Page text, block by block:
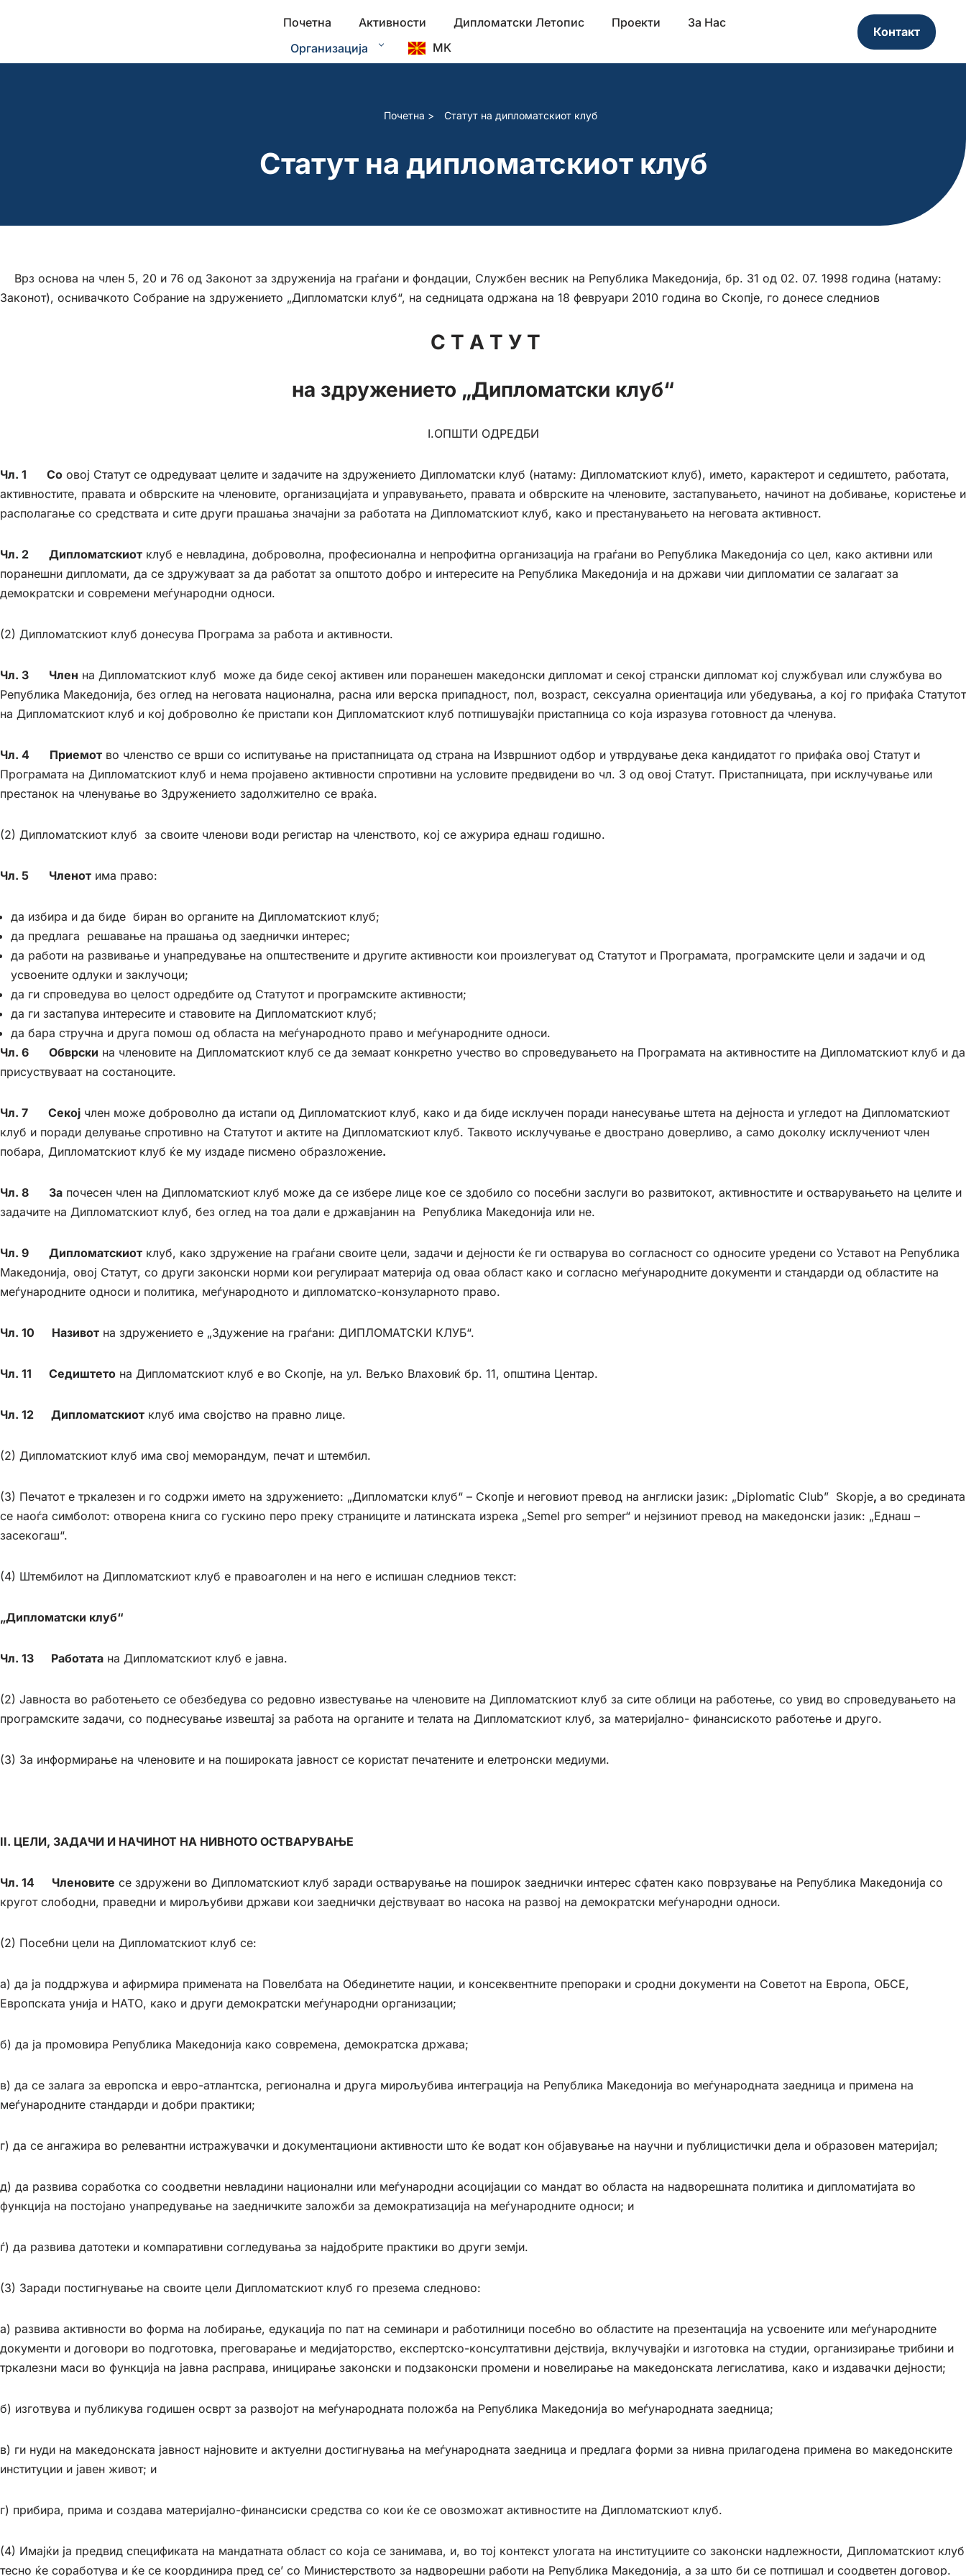
Почетна Активности Дипломатски Летопис Проекти
За Нас
Организација
MK
Контакт
Почетна > Статут на дипломатскиот клуб
Статут на дипломатскиот клуб
Врз основа на член 5, 20 и 76 од Законот за здруженија на граѓани и фондации, Службен весник на Република Македонија, бр. 31 од 02. 07. 1998 година (натаму:
Законот), оснивачкото Собрание на здружението „Дипломатски клуб“, на седницата одржана на 18 февруари 2010 година во Скопје, го донесе следниов
С Т А Т У Т
на здружението „Дипломатски клуб“
I.ОПШТИ ОДРЕДБИ
Чл. 1 Со овој Статут се одредуваат целите и задачите на здружението Дипломатски клуб (натаму: Дипломатскиот клуб), името, карактерот и седиштето, работата,
активностите, правата и обврските на членовите, организацијата и управувањето, правата и обврските на членовите, застапувањето, начинот на добивање, користење и
располагање со средствата и сите други прашања значајни за работата на Дипломатскиот клуб, како и престанувањето на неговата активност.
Чл. 2 Дипломатскиот клуб е невладина, доброволна, професионална и непрофитна организација на граѓани во Република Македонија со цел, како активни или
поранешни дипломати, да се здружуваат за да работат за општото добро и интересите на Република Македонија и на држави чии дипломатии се залагаат за
демократски и современи меѓународни односи.
(2) Дипломатскиот клуб донесува Програма за работа и активности.
Чл. 3 Член на Дипломатскиот клуб може да биде секој активен или поранешен македонски дипломат и секој странски дипломат кој службувал или службува во
Република Македонија, без оглед на неговата национална, расна или верска припадност, пол, возраст, сексуална ориентација или убедувања, а кој го прифаќа Статутот
на Дипломатскиот клуб и кој доброволно ќе пристапи кон Дипломатскиот клуб потпишувајќи пристапница со која изразува готовност да членува.
Чл. 4 Приемот во членство се врши со испитување на пристапницата од страна на Извршниот одбор и утврдување дека кандидатот го прифаќа овој Статут и
Програмата на Дипломатскиот клуб и нема пројавено активности спротивни на условите предвидени во чл. 3 од овој Статут. Пристапницата, при исклучување или
престанок на членување во Здружението задолжително се враќа.
(2) Дипломатскиот клуб за своите членови води регистар на членството, кој се ажурира еднаш годишно.
Чл. 5 Членот има право:
да избира и да биде биран во органите на Дипломатскиот клуб;
да предлага решавање на прашања од заеднички интерес;
да работи на развивање и унапредување на општествените и другите активности кои произлегуват од Статутот и Програмата, програмските цели и задачи и од
усвоените одлуки и заклучоци;
да ги спроведува во целост одредбите од Статутот и програмските активности;
да ги застапува интересите и ставовите на Дипломатскиот клуб;
да бара стручна и друга помош од областа на меѓународното право и меѓународните односи.
Чл. 6 Обврски на членовите на Дипломатскиот клуб се да земаат конкретно учество во спроведувањето на Програмата на активностите на Дипломатскиот клуб и да
присуствуваат на состаноците.
Чл. 7 Секој член може доброволно да истапи од Дипломатскиот клуб, како и да биде исклучен поради нанесување штета на дејноста и угледот на Дипломатскиот
клуб и поради делување спротивно на Статутот и актите на Дипломатскиот клуб. Таквото исклучување е двострано доверливо, а само доколку исклучениот член
побара, Дипломатскиот клуб ќе му издаде писмено образложение.
Чл. 8 За почесен член на Дипломатскиот клуб може да се избере лице кое се здобило со посебни заслуги во развитокот, активностите и остварувањето на целите и
задачите на Дипломатскиот клуб, без оглед на тоа дали е државјанин на Република Македонија или не.
Чл. 9 Дипломатскиот клуб, како здружение на граѓани своите цели, задачи и дејности ќе ги остварува во согласност со односите уредени со Уставот на Република
Македонија, овој Статут, со други законски норми кои регулираат материја од оваа област како и согласно меѓународните документи и стандарди од областите на
меѓународните односи и политика, меѓународното и дипломатско-конзуларното право.
Чл. 10 Називот на здружението е „Здужение на граѓани: ДИПЛОМАТСКИ КЛУБ“.
Чл. 11 Седиштето на Дипломатскиот клуб е во Скопје, на ул. Вељко Влаховиќ бр. 11, општина Центар.
Чл. 12 Дипломатскиот клуб има својство на правно лице.
(2) Дипломатскиот клуб има свој меморандум, печат и штембил.
(3) Печатот е тркалезен и го содржи името на здружението: „Дипломатски клуб“ – Скопје и неговиот превод на англиски јазик: „Diplomatic Club” Skopje, а во средината
се наоѓа симболот: отворена книга со гускино перо преку страниците и латинската изрека „Semel pro semper“ и нејзиниот превод на македонски јазик: „Еднаш –
засекогаш“.
(4) Штембилот на Дипломатскиот клуб е правоаголен и на него е испишан следниов текст:
„Дипломатски клуб“
Чл. 13 Работата на Дипломатскиот клуб е јавна.
(2) Јавноста во работењето се обезбедува со редовно известување на членовите на Дипломатскиот клуб за сите облици на работење, со увид во спроведувањето на
програмските задачи, со поднесување извештај за работа на органите и телата на Дипломатскиот клуб, за материјално- финансиското работење и друго.
(3) За информирање на членовите и на пошироката јавност се користат печатените и елетронски медиуми.
II. ЦЕЛИ, ЗАДАЧИ И НАЧИНОТ НА НИВНОТО ОСТВАРУВАЊЕ
Чл. 14 Членовите се здружени во Дипломатскиот клуб заради остварување на поширок заеднички интерес сфатен како поврзување на Република Македонија со
кругот слободни, праведни и мирољубиви држави кои заеднички дејствуваат во насока на развој на демократски меѓународни односи.
(2) Посебни цели на Дипломатскиот клуб се:
а) да ја поддржува и афирмира примената на Повелбата на Обединетите нации, и консеквентните препораки и сродни документи на Советот на Европа, ОБСЕ,
Европската унија и НАТО, како и други демократски меѓународни организации;
б) да ја промовира Република Македонија како современа, демократска држава;
в) да се залага за европска и евро-атлантска, регионална и друга мирољубива интеграција на Република Македонија во меѓународната заедница и примена на
меѓународните стандарди и добри практики;
г) да се ангажира во релевантни истражувачки и документациони активности што ќе водат кон објавување на научни и публицистички дела и образовен материјал;
д) да развива соработка со соодветни невладини национални или меѓународни асоцијации со мандат во областа на надворешната политика и дипломатијата во
функција на постојано унапредување на заедничките заложби за демократизација на меѓународните односи; и
ѓ) да развива датотеки и компаративни согледувања за најдобрите практики во други земји.
(3) Заради постигнување на своите цели Дипломатскиот клуб го презема следново:
а) развива активности во форма на лобирање, едукација по пат на семинари и работилници посебно во областите на презентација на усвоените или меѓународните
документи и договори во подготовка, преговарање и медијаторство, експертско-консултативни дејствија, вклучувајќи и изготовка на студии, организирање трибини и
тркалезни маси во функција на јавна расправа, иницирање законски и подзаконски промени и новелирање на македонската легислатива, како и издавачки дејности;
б) изготвува и публикува годишен осврт за развојот на меѓународната положба на Република Македонија во меѓународната заедница;
в) ги нуди на македонската јавност најновите и актуелни достигнувања на меѓународната заедница и предлага форми за нивна прилагодена примена во македонските
институции и јавен живот; и
г) прибира, прима и создава материјално-финансиски средства со кои ќе се овозможат активностите на Дипломатскиот клуб.
(4) Имајќи ја предвид спецификата на мандатната област со која се занимава, и, во тој контекст улогата на институциите со законски надлежности, Дипломатскиот клуб
тесно ќе соработува и ќе се координира пред се’ со Министерството за надворешни работи на Република Македонија, а за што би се потпишал и соодветен договор.